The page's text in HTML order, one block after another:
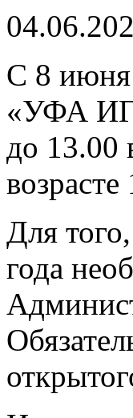
С 8 июня
«УФА
до 13.00
возрасте
Для
года